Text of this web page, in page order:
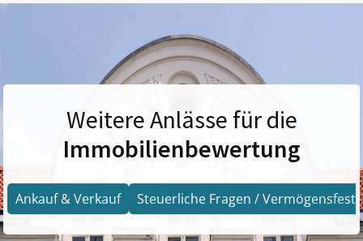
Weitere Anlässe für die
Immobilienbewertung
Ankauf & Verkauf Steuerliche Fragen /